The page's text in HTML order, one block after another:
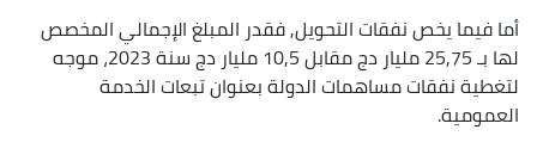
أما فيما يخص نفقات التحويل, فقدر المبلغ الإجمالي المخصص
لها بـ 25,75 مليار دج مقابل 10,5 مليار دج سنة 2023، موجه
لتغطية نفقات مساهمات الدولة بعنوان تبعات الخدمة
العمومية.